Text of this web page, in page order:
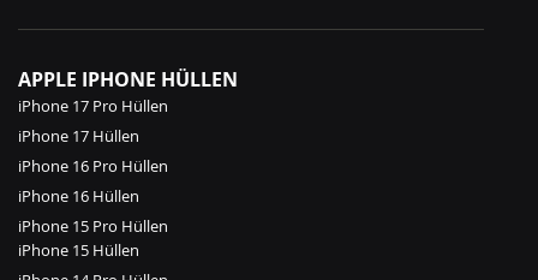
APPLE IPHONE HÜLLEN
iPhone 17 Pro Hüllen
iPhone 17 Hüllen
iPhone 16 Pro Hüllen
iPhone 16 Hüllen
iPhone 15 Pro Hüllen
iPhone 15 Hüllen